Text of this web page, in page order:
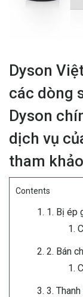
Dyson
các dòng
Dyson
dịch vụ
tham
Contents
1. Bị ép
2. Bán
3.